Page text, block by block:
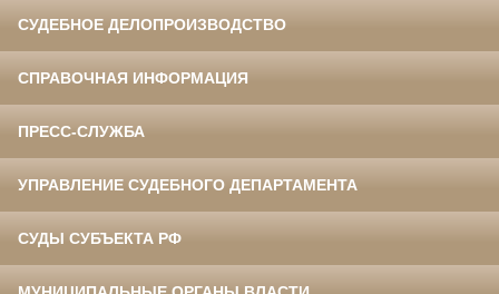
СУДЕБНОЕ ДЕЛОПРОИЗВОДСТВО
СПРАВОЧНАЯ ИНФОРМАЦИЯ
ПРЕСС-СЛУЖБА
УПРАВЛЕНИЕ СУДЕБНОГО ДЕПАРТАМЕНТА
СУДЫ СУБЪЕКТА РФ